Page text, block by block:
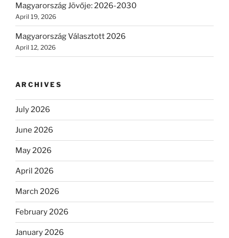
Magyarország Jövője: 2026-2030
April 19, 2026
Magyarország Választott 2026
April 12, 2026
ARCHIVES
July 2026
June 2026
May 2026
April 2026
March 2026
February 2026
January 2026